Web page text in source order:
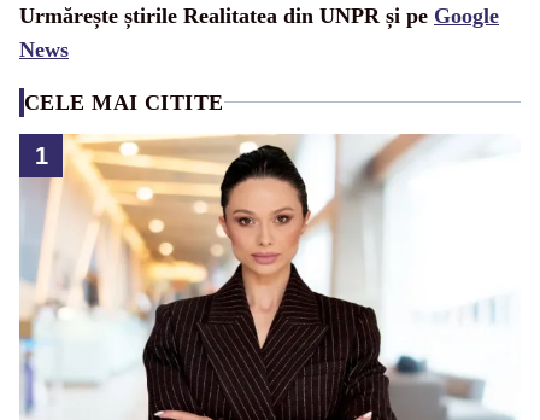
Urmărește știrile Realitatea din UNPR și pe Google
News
CELE MAI CITITE
1